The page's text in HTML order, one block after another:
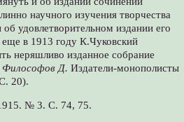
научного изучения творчества
удовлетворительном издании его
в 1913 году К.Чуковский
неряшливо изданное собрание
Философов Д. Издатели-монополисты
20).
№ 3. С. 74, 75.